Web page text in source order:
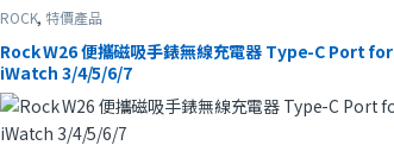
ROCK, 特價產品
Rock W26 便攜磁吸手錶無線充電器 Type-C Port for
iWatch 3/4/5/6/7